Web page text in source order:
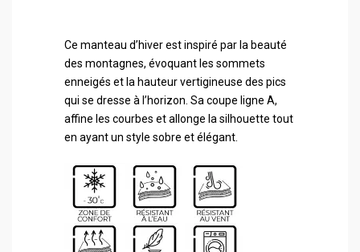
Ce manteau d’hiver est inspiré par la beauté
des montagnes, évoquant les sommets
enneigés et la hauteur vertigineuse des pics
qui se dresse à l’horizon. Sa coupe ligne A,
affine les courbes et allonge la silhouette tout
en ayant un style sobre et élégant.